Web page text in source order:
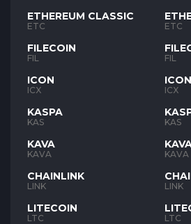
ETHEREUM CLASSIC
ETC
FILECOIN
FIL
ICON
ICX
KASPA
KAS
KAVA
KAVA
CHAINLINK
LINK
LITECOIN
LTC
ETC
FIL
ICON
ICX
KAS
KAVA
LINK
LTC